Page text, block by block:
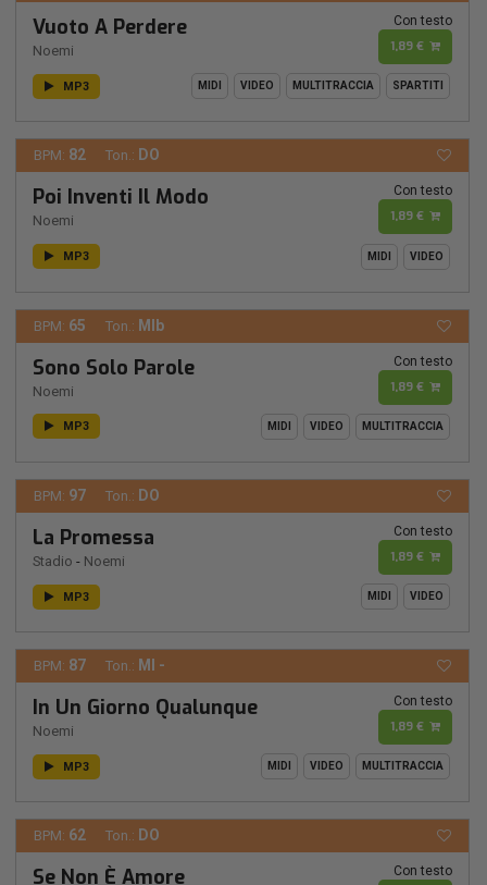
Vuoto A Perdere
Noemi
Con testo
1,89 €
MP3 MIDI VIDEO MULTITRACCIA SPARTITI
BPM: 82 Ton.: DO
Poi Inventi Il Modo
Noemi
Con testo
1,89 €
MP3 MIDI VIDEO
BPM: 65 Ton.: MIb
Sono Solo Parole
Noemi
Con testo
1,89 €
MP3 MIDI VIDEO MULTITRACCIA
BPM: 97 Ton.: DO
La Promessa
Stadio - Noemi
Con testo
1,89 €
MP3 MIDI VIDEO
BPM: 87 Ton.: MI -
In Un Giorno Qualunque
Noemi
Con testo
1,89 €
MP3 MIDI VIDEO MULTITRACCIA
BPM: 62 Ton.: DO
Se Non È Amore Con testo